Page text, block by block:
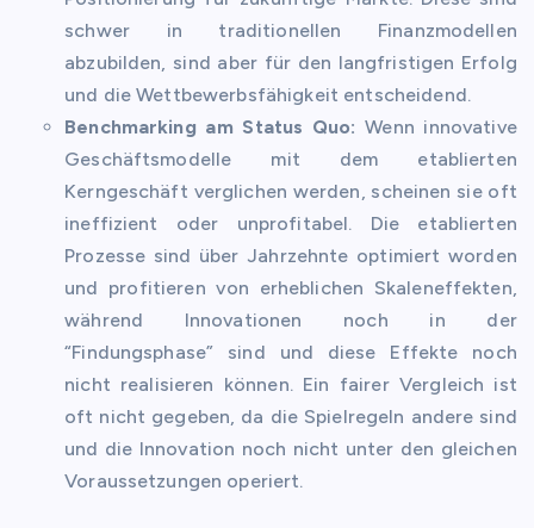
schwer in traditionellen Finanzmodellen
abzubilden, sind aber für den langfristigen Erfolg
und die Wettbewerbsfähigkeit entscheidend.
Benchmarking am Status Quo: Wenn innovative
Geschäftsmodelle mit dem etablierten
Kerngeschäft verglichen werden, scheinen sie oft
ineffizient oder unprofitabel. Die etablierten
Prozesse sind über Jahrzehnte optimiert worden
und profitieren von erheblichen Skaleneffekten,
während Innovationen noch in der
“Findungsphase” sind und diese Effekte noch
nicht realisieren können. Ein fairer Vergleich ist
oft nicht gegeben, da die Spielregeln andere sind
und die Innovation noch nicht unter den gleichen
Voraussetzungen operiert.